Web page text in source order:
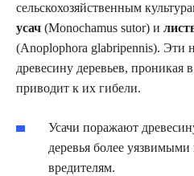
сельскохозяйственным
усач (Monochamus sutor) и
(Anoplophora glabripennis). Эти
древесину деревьев, проникая
приводит к их гибели.
Усачи поражают
деревья более
вредителям.